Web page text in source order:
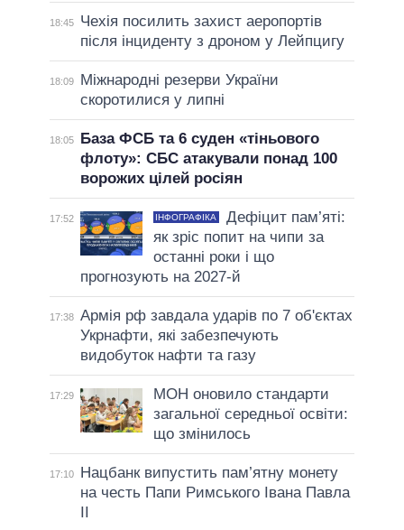
18:45
Чехія посилить захист аеропортів
після інциденту з дроном у Лейпцигу
18:09
Міжнародні резерви України
скоротилися у липні
18:05
База ФСБ та 6 суден «тіньового
флоту»: СБС атакували понад 100
ворожих цілей росіян
17:52 ІНФОГРАФІКА
Дефіцит пам’яті:
як зріс попит на чипи за
останні роки і що
прогнозують на 2027-й
17:38 Армія рф завдала ударів по 7 об'єктах
Укрнафти, які забезпечують
видобуток нафти та газу
17:29
МОН оновило стандарти
загальної середньої освіти:
що змінилось
17:10
Нацбанк випустить пам’ятну монету
на честь Папи Римського Івана Павла
II